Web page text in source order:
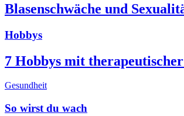
Blasenschwäche und
Hobbys
7 Hobbys mit
Gesundheit
So wirst du wach